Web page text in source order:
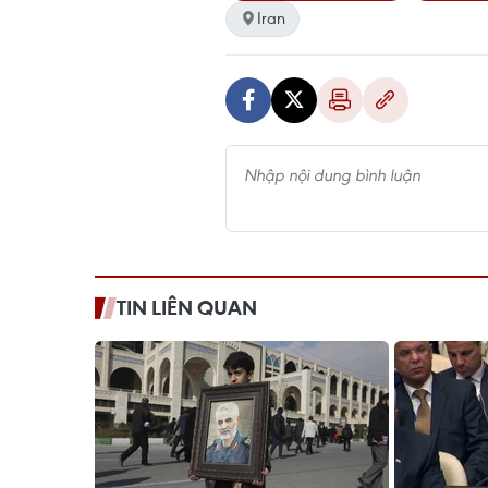
Iran
TIN LIÊN QUAN